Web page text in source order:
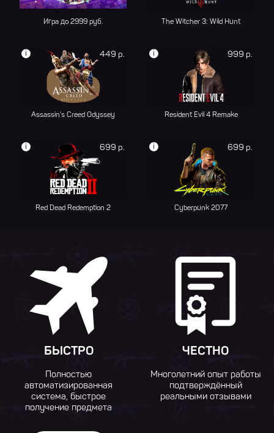
Игра до 2999 руб. The Witcher 3: Wild Hunt
449 р.
i
Assassin's Creed Odyssey
999 р.
i
Resident Evil 4 Remake
699 р.
i
Red Dead Redemption 2
699 р.
i
Cyberpunk 2077
БЫСТРО
Полностью
автоматизированная
система, быстрое
получение предмета
ЧЕСТНО
Многолетний опыт работы
подтверждённый
реальными отзывами